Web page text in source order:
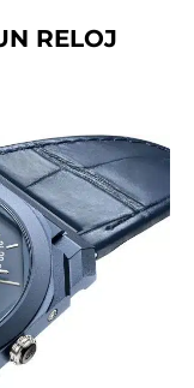
RELOJ